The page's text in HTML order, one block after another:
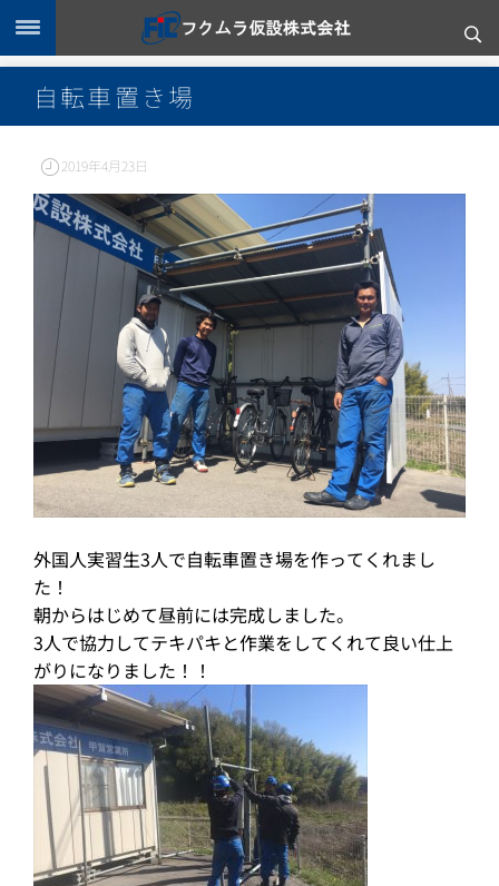
自転車置き場
2019年4月23日
外国人実習生3人で自転車置き場を作ってくれまし
た！
朝からはじめて昼前には完成しました。
3人で協力してテキパキと作業をしてくれて良い仕上
がりになりました！！